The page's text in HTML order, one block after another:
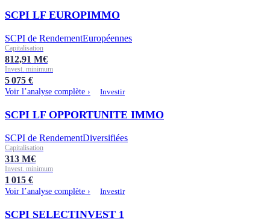
SCPI LF EUROPIMMO
SCPI de RendementEuropéennes
Capitalisation
812,91 M€
Invest. minimum
5 075 €
Voir l’analyse complète › Investir
SCPI LF OPPORTUNITE IMMO
SCPI de RendementDiversifiées
Capitalisation
313 M€
Invest. minimum
1 015 €
Voir l’analyse complète › Investir
SCPI SELECTINVEST 1